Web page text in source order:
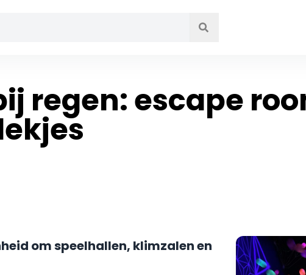
regen: escape
om speelhallen, klimzalen en